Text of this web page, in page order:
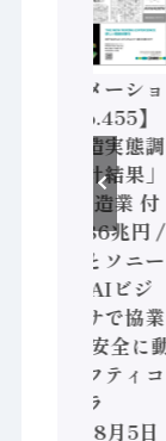
【オートメーショ
ン新聞 No.455】
「経済構造実態調
査二次集計結果」
2024年製造業 付
加価値額86兆円 /
三菱電機とソニー
セミコン AIビジ
ョンセンサで協業
/ IDEC、安全に
かすセーフティコ
ントローラ
（2026年8月5日